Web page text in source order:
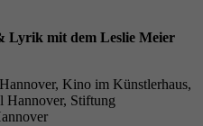
Lyrik mit dem Leslie Meier
Kino im Künstlerhaus,
Hannover, Stiftung